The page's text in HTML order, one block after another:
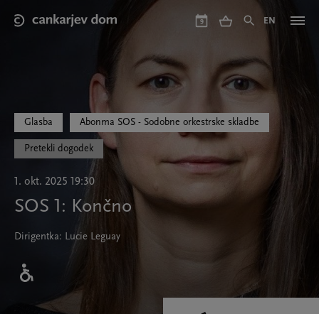
main
9 EN
Glasba Abonma SOS - Sodobne orkestrske skladbe
Pretekli dogodek
1. okt. 2025 19:30
SOS 1: Končno
Dirigentka: Lucie Leguay